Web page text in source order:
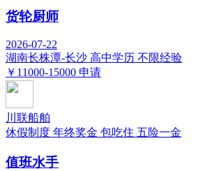
货轮厨师
2026-07-22
湖南长株潭-长沙 高中学历 不限经验
￥11000-15000 申请
川联船舶
休假制度 年终奖金 包吃住 五险一金
值班水手